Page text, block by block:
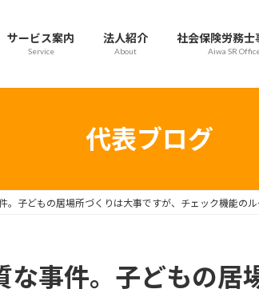
サービス案内
Service
法人紹介
About
社会保険労務士
Aiwa SR
代表ブログ
。子どもの居場所づくりは大事ですが、チェック機能のル
な事件。子どもの居